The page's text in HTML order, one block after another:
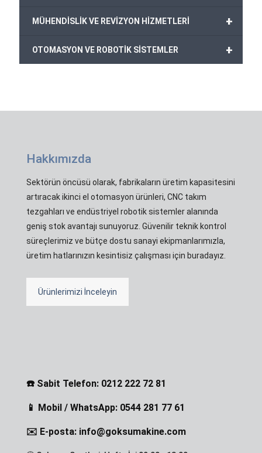
+
MÜHENDİSLİK VE REVİZYON HİZMETLERİ
+
OTOMASYON VE ROBOTİK SİSTEMLER
Hakkımızda
Sektörün öncüsü olarak, fabrikaların üretim kapasitesini
artıracak ikinci el otomasyon ürünleri, CNC takım
tezgahları ve endüstriyel robotik sistemler alanında
geniş stok avantajı sunuyoruz. Güvenilir teknik kontrol
süreçlerimiz ve bütçe dostu sanayi ekipmanlarımızla,
üretim hatlarınızın kesintisiz çalışması için buradayız.
Ürünlerimizi İnceleyin
☎️ Sabit Telefon: 0212 222 72 81
📱 Mobil / WhatsApp: 0544 281 77 61
✉️ E-posta: info@goksumakine.com